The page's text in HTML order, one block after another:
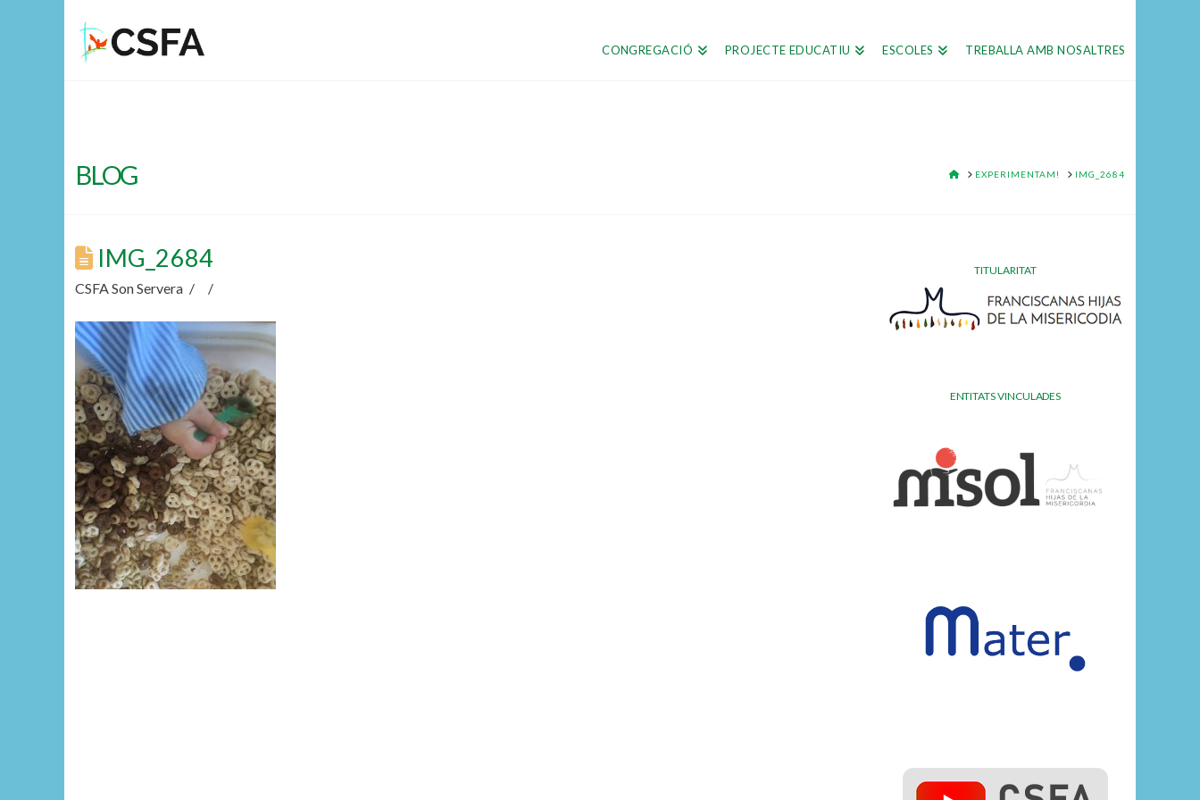
CONGREGACIÓ PROJECTE EDUCATIU ESCOLES TREBALLA AMB NOSALTRES
BLOG HOMEEXPERIMENTAM! IMG_2684
IMG_2684
CSFA Son Servera
TITULARITAT
ENTITATS VINCULADES